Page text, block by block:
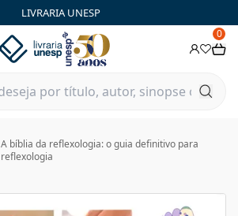
LIVRARIA UNESP
0
A bíblia da reflexologia: o guia definitivo para
reflexologia